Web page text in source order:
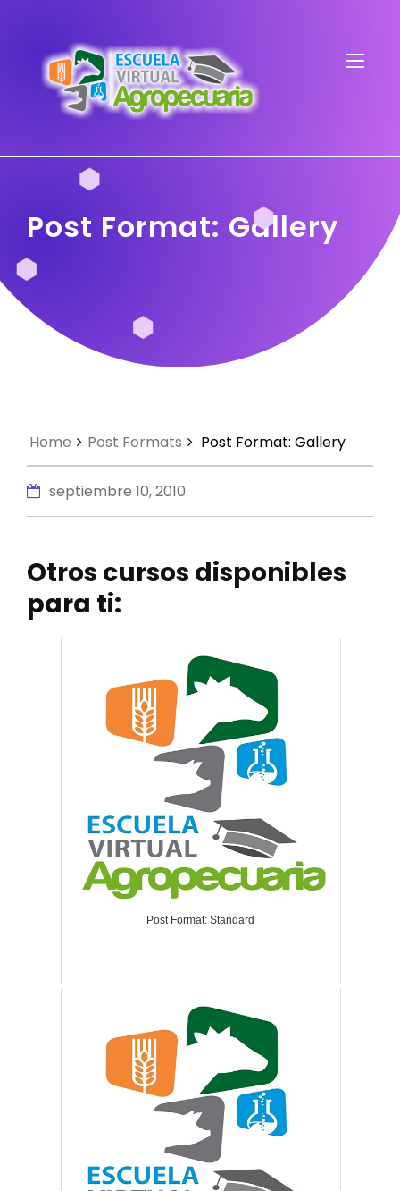
Post Format: Gallery
Home Post Formats Post Format: Gallery
septiembre 10, 2010
Otros cursos disponibles
para ti:
Post Format: Standard